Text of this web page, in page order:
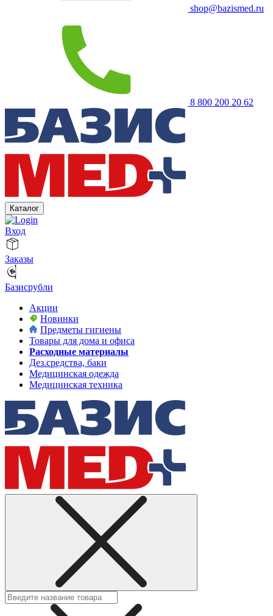
shop@bazismed.ru
8 800 200 20 62
Каталог
Вход
Заказы
Базисрубли
Акции
Новинки
Предметы гигиены
Товары для дома и офиса
Расходные материалы
Дез.средства, баки
Медицинская одежда
Медицинская техника